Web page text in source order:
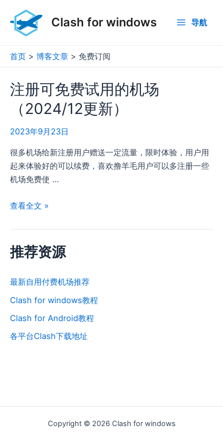
Clash for windows 导航
首页 博客文章 免费订阅
注册可免费试用的机场
（2024/12更新）
2023年9月23日
很多机场给新注册用户赠送一定流量，限时体验，用户用
起来体验好的可以续费，喜欢撸羊毛用户可以多注册一些
机场免费使 …
注
可
免
费
用
的
机
（2024/12
查看全文 »
推荐资源
最新自用付费机场推荐
Clash for windows教程
Clash for Android教程
各平台Clash下载地址
Copyright © 2026 Clash for windows